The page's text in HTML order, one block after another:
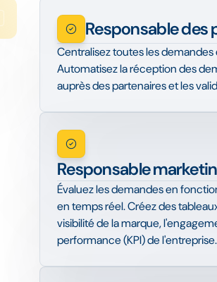
Responsable des
Centralisez toutes les
Automatisez la réception des
auprès des partenaires et les
Responsable
Évaluez les demandes en
en temps réel. Créez des
visibilité de la marque,
performance (KPI) de l'entreprise.